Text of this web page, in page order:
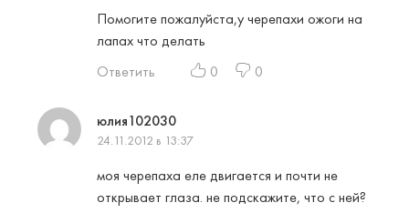
Помогите пожалуйста,у черепахи ожоги на
лапах что делать
Ответить
0 0
юлия102030
24.11.2012 в 13:37
моя черепаха еле двигается и почти не
открывает глаза. не подскажите, что с ней?